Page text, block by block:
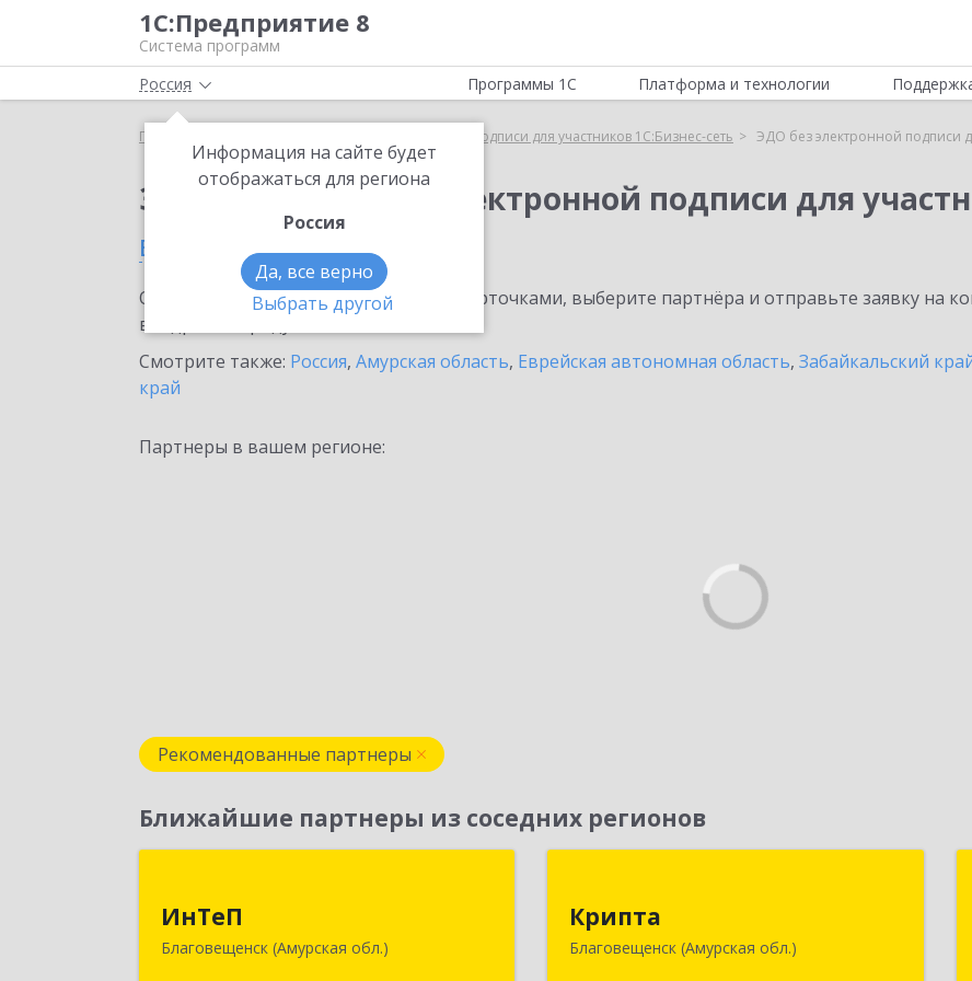
1С:Предприятие 8
Система программ
Россия
Информация на сайте будет
отображаться для региона
Россия
Да, все верно
Выбрать другой
Программы 1С Платформа и технологии
Главная ЭДО без электронной подписи для участников 1С:Бизнес-сеть ЭДО без электронной подписи
Заказать ЭДО без электронной подписи для
в Свободном
Ознакомьтесь с информационными карточками, выберите партнёра и отправьте заявку на
внедрение продукта.
Смотрите также: Россия, Амурская область, Еврейская автономная область, Забайкальский
край
Партнеры в вашем регионе:
Рекомендованные партнеры
Ближайшие партнеры из соседних регионов
ИнТеП
Благовещенск (Амурская обл.)
г, Горького ул, дом № 172/1
Крипта
Благовещенск (Амурская обл.)
675000, Амурская обл, Благовещенск
г, Амурская ул, дом № 236, оф.7-8